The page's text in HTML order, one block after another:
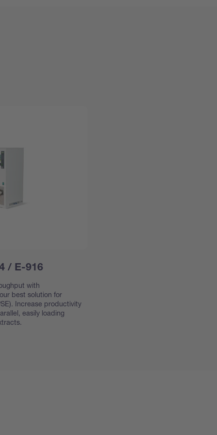
/ E-916
with
best solution for
Increase productivity
easily loading